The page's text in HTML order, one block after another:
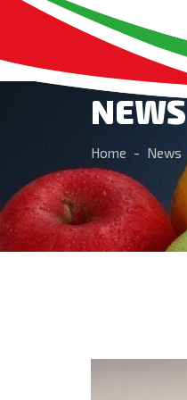
NEWS
Home News